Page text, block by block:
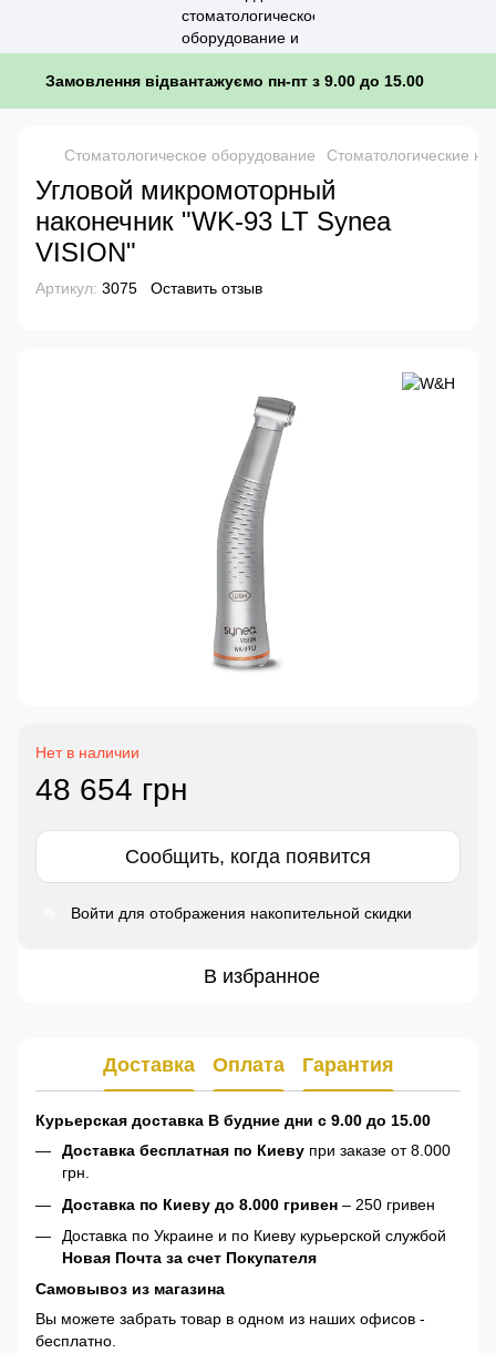
Замовлення відвантажуємо пн-пт з 9.00 до 15.00
Стоматологическое оборудование Стоматологические
Угловой микромоторный
наконечник "WK-93 LT Synea
VISION"
Артикул: 3075 Оставить отзыв
Нет в наличии
48 654 грн
Сообщить, когда появится
Войти для отображения накопительной скидки
В избранное
Доставка Оплата Гарантия
Курьерская доставка В будние дни с 9.00 до 15.00
Доставка бесплатная по Киеву при заказе от 8.000
грн.
Доставка по Киеву до 8.000 гривен – 250 гривен
Доставка по Украине и по Киеву курьерской службой
Новая Почта за счет Покупателя
Самовывоз из магазина
Вы можете забрать товар в одном из наших офисов -
бесплатно.